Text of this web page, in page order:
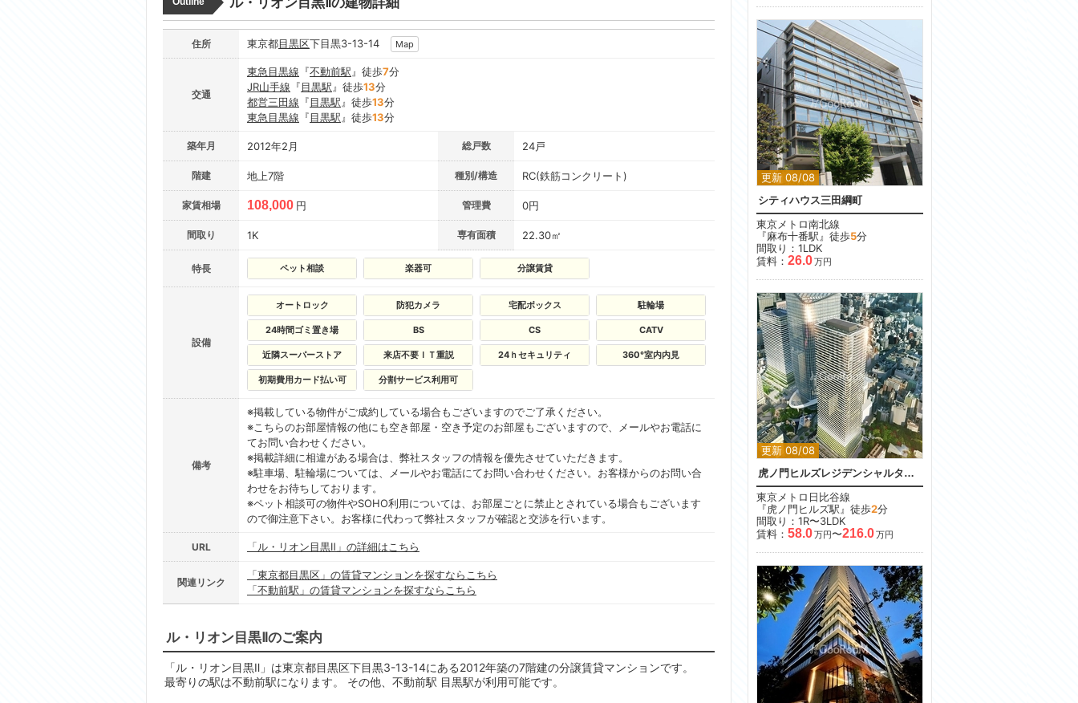
住所 東京都目黒区下目黒3-13-14 Map
交通
東急目黒線 『不動前駅 』徒歩7分
JR山手線 『目黒駅 』徒歩13分
都営三田線 『目黒駅 』徒歩13分
東急目黒線 『目黒駅 』徒歩13分
築年月 2012年2月 総戸数 24戸
階建 地上7階 種別/構造 RC(鉄筋コンクリート)
家賃相場 108,000 円 管理費 0円
間取り 1K 専有面積 22.30㎡
特長 ペット相談 楽器可 分譲賃貸
設備
オートロック 防犯カメラ 宅配ボックス 駐輪場
24時間ゴミ置き場 BS CS CATV
近隣スーパーストア 来店不要ＩＴ重説 24ｈセキュリティ 360°室内内見
初期費用カード払い可 分割サービス利用可
備考
※掲載している物件がご成約している場合もございますのでご了承ください。
※こちらのお部屋情報の他にも空き部屋・空き予定のお部屋もございますので、メールやお電話に
てお問い合わせください。
※掲載詳細に相違がある場合は、弊社スタッフの情報を優先させていただきます。
※駐車場、駐輪場については、メールやお電話にてお問い合わせください。お客様からのお問い合
わせをお待ちしております。
※ペット相談可の物件やSOHO利用については、お部屋ごとに禁止とされている場合もございます
ので御注意下さい。お客様に代わって弊社スタッフが確認と交渉を行います。
URL 「ル・リオン目黒Ⅱ」の詳細はこちら
関連リンク
「東京都目黒区」の賃貸マンションを探すならこちら
「不動前駅」の賃貸マンションを探すならこちら
ル・リオン目黒Ⅱのご案内
「ル・リオン目黒Ⅱ」は東京都目黒区下目黒3-13-14にある2012年築の7階建の分譲賃貸マンションです。
最寄りの駅は不動前駅になります。 その他、不動前駅 目黒駅が利用可能です。
更新 08/08
シティハウス三田綱町
東京メトロ南北線
『麻布十番駅』徒歩5分
間取り：1LDK
賃料： 26.0万円
更新 08/08
虎ノ門ヒルズレジデンシャルタワー
東京メトロ日比谷線
『虎ノ門ヒルズ駅』徒歩2分
間取り：1R〜3LDK
賃料： 58.0万円〜216.0万円